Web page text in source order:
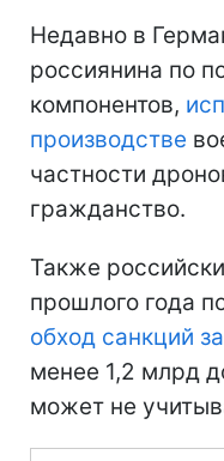
Недавно в
россиянина по
компонентов,
производстве
частности
гражданство.
Также
прошлого года
обход санкций
менее 1,2 млрд
может не